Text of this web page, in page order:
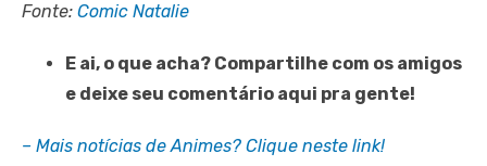
Fonte: Comic Natalie
E ai, o que acha? Compartilhe com os amigos
e deixe seu comentário aqui pra gente!
– Mais notícias de Animes? Clique neste link!